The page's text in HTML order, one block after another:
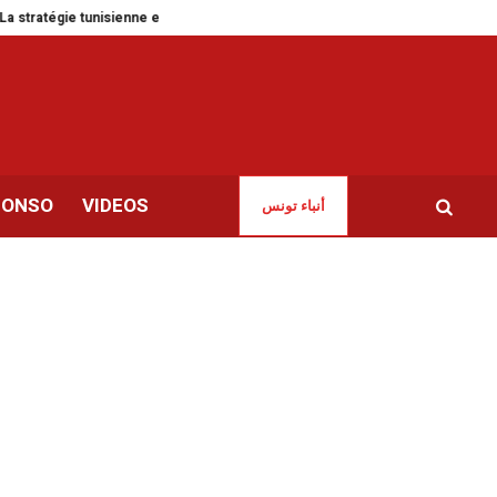
en matière d’énergie renouvelable se heurte à des résistances
VIDEOS أنباء تونس